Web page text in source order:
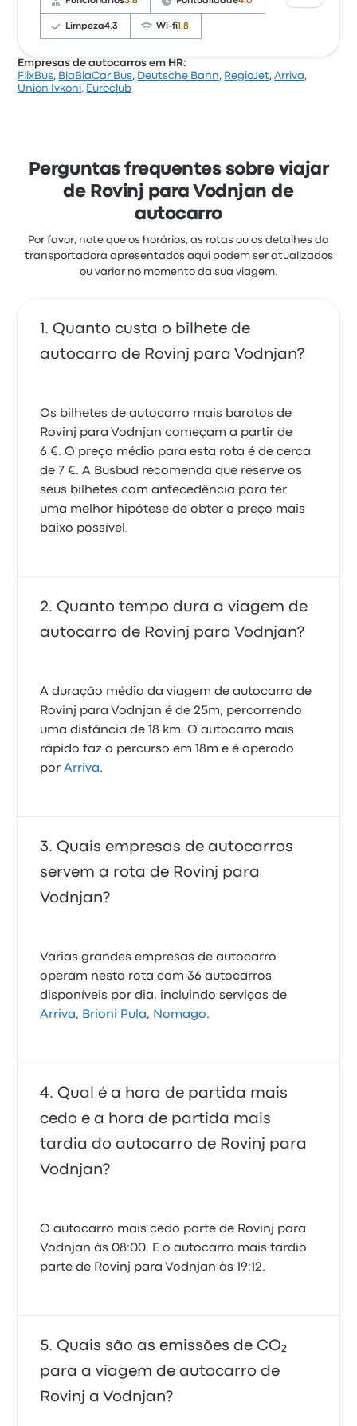
frequentemente de as tomadas elétricas. Os preços
de bilhetes de Brioni Pula para esta viagem
começam em 7 €
Limpeza4.3 Wi-fi1.8
Com base em 207 avaliações, a empresa foi
Nomago para esta viagem começam em 6 €
Empresas de autocarros em HR:
FlixBus, BlaBlaCar Bus, Deutsche Bahn, RegioJet,Arriva,
Union Ivkoni, Euroclub
Perguntas frequentes sobre viajar
de Rovinj para Vodnjan de
autocarro
Por favor, note que os horários, as rotas ou os detalhes da
transportadora apresentados aqui podem ser atualizados
ou variar no momento da sua viagem.
Quanto custa o bilhete de
autocarro de Rovinj para Vodnjan?
Os bilhetes de autocarro mais baratos de
Rovinj para Vodnjan começam a partir de
6 €. O preço médio para esta rota é de cerca
de 7 €. A Busbud recomenda que reserve os
seus bilhetes com antecedência para ter
uma melhor hipótese de obter o preço mais
baixo possível.
Quanto tempo dura a viagem de
autocarro de Rovinj para Vodnjan?
A duração média da viagem de autocarro de
Rovinj para Vodnjan é de 25m, percorrendo
uma distância de 18 km. O autocarro mais
rápido faz o percurso em 18m e é operado
porArriva.
Quais empresas de autocarros
servem a rota de Rovinj para
Vodnjan?
Várias grandes empresas de autocarro
operam nesta rota com 36 autocarros
disponíveis por dia, incluindo serviços de
Arriva, Brioni Pula, Nomago.
Qual é a hora de partida mais
cedo e a hora de partida mais
tardia do autocarro de Rovinj para
Vodnjan?
O autocarro mais cedo parte de Rovinj para
Vodnjan às 08:00. E o autocarro mais tardio
parte de Rovinj para Vodnjan às 19:12.
Quais são as emissões de CO₂
para a viagem de autocarro de
Rovinj a Vodnjan?